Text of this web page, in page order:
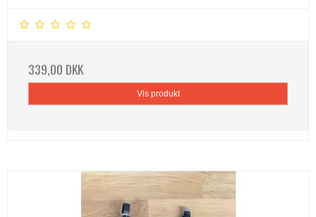
339,00 DKK
Vis produkt